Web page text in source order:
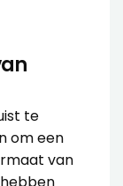
te
om een
van